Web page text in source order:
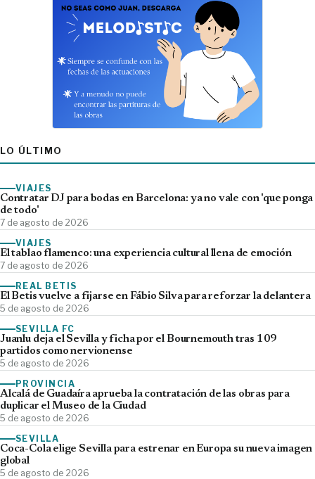
LO ÚLTIMO
VIAJES
Contratar DJ para bodas en Barcelona: ya no vale con 'que ponga
de todo'
7 de agosto de 2026
VIAJES
El tablao flamenco: una experiencia cultural llena de emoción
7 de agosto de 2026
REAL BETIS
El Betis vuelve a fijarse en Fábio Silva para reforzar la delantera
5 de agosto de 2026
SEVILLA FC
Juanlu deja el Sevilla y ficha por el Bournemouth tras 109
partidos como nervionense
5 de agosto de 2026
PROVINCIA
Alcalá de Guadaíra aprueba la contratación de las obras para
duplicar el Museo de la Ciudad
5 de agosto de 2026
SEVILLA
Coca-Cola elige Sevilla para estrenar en Europa su nueva imagen
global
5 de agosto de 2026